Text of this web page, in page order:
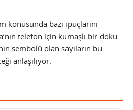
konusunda bazı ipuçlarını
telefon için kumaşlı bir doku
sembolü olan sayıların bu
anlaşılıyor.